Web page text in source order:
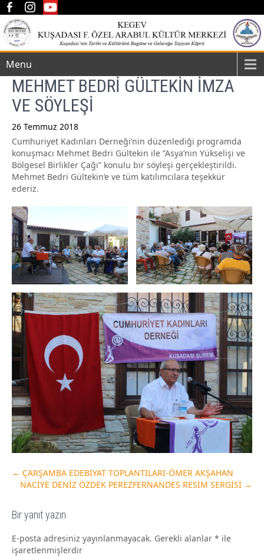
Menu
MEHMET BEDRİ GÜLTEKİN İMZA
VE SÖYLEŞİ
26 Temmuz 2018
Cumhuriyet Kadınları Derneği’nin düzenlediği programda
konuşmacı Mehmet Bedri Gültekin ile ”Asya’nın Yükselişi ve
Bölgesel Birlikler Çağı” konulu bir söyleşi gerçekleştirildi.
Mehmet Bedri Gültekin’e ve tüm katılımcılara teşekkür
ederiz.
Post
navigation
← ÇARŞAMBA EDEBİYAT TOPLANTILARI-ÖMER AKŞAHAN
NACİYE DENİZ ÖZDEK PEREZFERNANDES RESİM SERGİSİ →
Bir yanıt yazın
E-posta adresiniz yayınlanmayacak. Gerekli alanlar * ile
işaretlenmişlerdir